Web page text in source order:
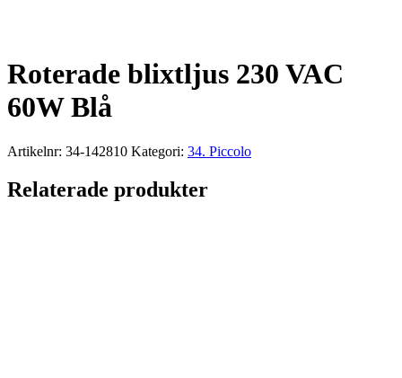
Roterade blixtljus 230 VAC
60W Blå
Artikelnr: 34-142810 Kategori: 34. Piccolo
Relaterade produkter